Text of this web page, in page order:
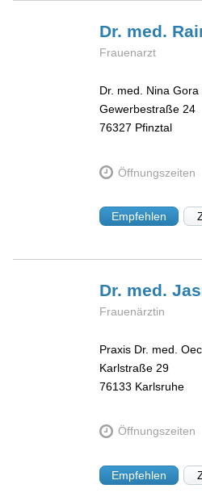
Dr. med.
Frauenarzt
Dr. med. Nina
Gewerbestraße 24
76327 Pfinztal
Öffnungszeiten
Empfehlen
Dr. med.
Frauenärztin
Praxis Dr. med.
Karlstraße 29
76133 Karlsruhe
Öffnungszeiten
Empfehlen